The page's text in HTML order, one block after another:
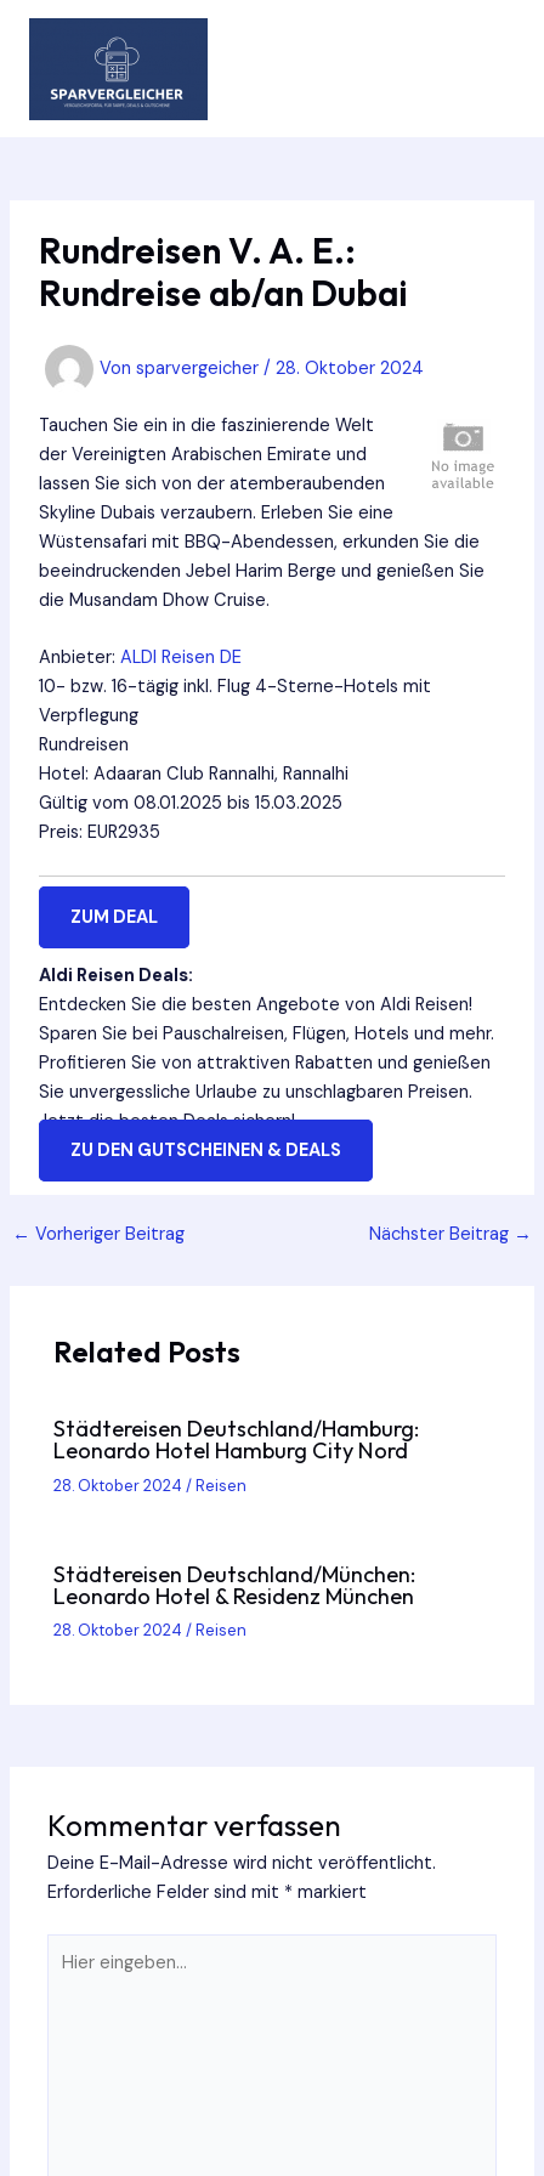
Zum
Rundreisen V. A. E.:
Rundreise ab/an Dubai
Von sparvergeicher / 28. Oktober 2024
Tauchen Sie ein in die faszinierende Welt
der Vereinigten Arabischen Emirate und
lassen Sie sich von der atemberaubenden
Skyline Dubais verzaubern. Erleben Sie eine
Wüstensafari mit BBQ-Abendessen, erkunden Sie die
beeindruckenden Jebel Harim Berge und genießen Sie
die Musandam Dhow Cruise.
Anbieter: ALDI Reisen DE
10- bzw. 16-tägig inkl. Flug 4-Sterne-Hotels mit
Verpflegung
Rundreisen
Hotel: Adaaran Club Rannalhi, Rannalhi
Gültig vom 08.01.2025 bis 15.03.2025
Preis: EUR2935
ZUM DEAL
Aldi Reisen Deals:
Entdecken Sie die besten Angebote von Aldi Reisen!
Sparen Sie bei Pauschalreisen, Flügen, Hotels und mehr.
Profitieren Sie von attraktiven Rabatten und genießen
Sie unvergessliche Urlaube zu unschlagbaren Preisen.
Jetzt die besten Deals sichern!
ZU DEN GUTSCHEINEN & DEALS
Post
← Vorheriger Beitrag Nächster Beitrag →
Related Posts
Städtereisen Deutschland/Hamburg:
Leonardo Hotel Hamburg City Nord
28. Oktober 2024/Reisen
Städtereisen Deutschland/München:
Leonardo Hotel & Residenz München
28. Oktober 2024/Reisen
Kommentar verfassen
Deine E-Mail-Adresse wird nicht veröffentlicht.
Erforderliche Felder sind mit * markiert
eingeben…